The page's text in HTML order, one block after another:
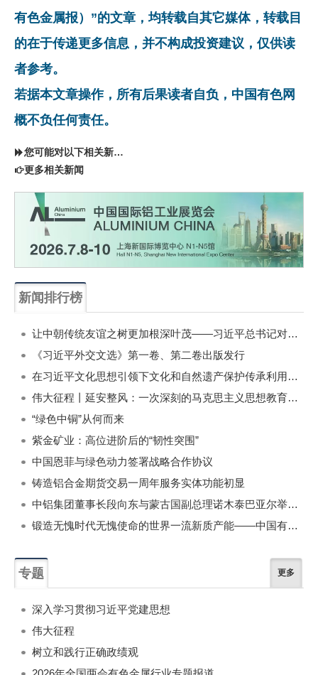
有色金属报）”的文章，均转载自其它媒体，转载目
的在于传递更多信息，并不构成投资建议，仅供读
者参考。
若据本文章操作，所有后果读者自负，中国有色网
概不负任何责任。
您可能对以下相关新闻同样感兴趣
更多相关新闻
新闻排行榜
让中朝传统友谊之树更加根深叶茂——习近平总书记对朝鲜进行国事访问纪实
《习近平外交文选》第一卷、第二卷出版发行
在习近平文化思想引领下文化和自然遗产保护传承利用工作开创新局面
伟大征程丨延安整风：一次深刻的马克思主义思想教育运动
“绿色中铜”从何而来
紫金矿业：高位进阶后的“韧性突围”
中国恩菲与绿色动力签署战略合作协议
铸造铝合金期货交易一周年服务实体功能初显
中铝集团董事长段向东与蒙古国副总理诺木泰巴亚尔举行会谈
锻造无愧时代无愧使命的世界一流新质产能——中国有色金属工业的战略应对与破局之道（二）
专题 更多
深入学习贯彻习近平党建思想
伟大征程
树立和践行正确政绩观